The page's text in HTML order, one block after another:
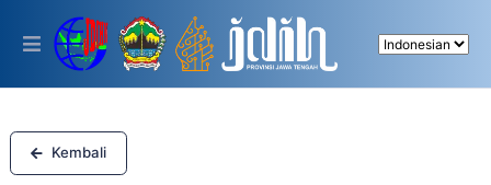
This
includes
accessibility
system.
Kembali